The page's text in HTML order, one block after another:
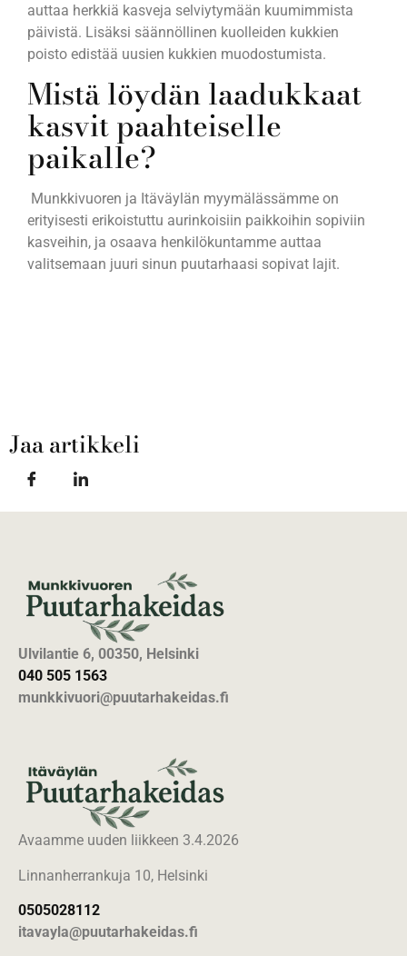
auttaa herkkiä kasveja selviytymään kuumimmista
päivistä. Lisäksi säännöllinen kuolleiden kukkien
poisto edistää uusien kukkien muodostumista.
Mistä löydän laadukkaat
kasvit paahteiselle
paikalle?
Munkkivuoren ja Itäväylän myymälässämme on
erityisesti erikoistuttu aurinkoisiin paikkoihin sopiviin
kasveihin, ja osaava henkilökuntamme auttaa
valitsemaan juuri sinun puutarhaasi sopivat lajit.
Jaa artikkeli
Ulvilantie 6, 00350, Helsinki
040 505 1563
munkkivuori@puutarhakeidas.fi
Avaamme uuden liikkeen 3.4.2026
Linnanherrankuja 10, Helsinki
0505028112
itavayla@puutarhakeidas.fi